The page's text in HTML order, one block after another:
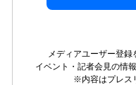
メディアユーザー登録
イベント・記者会見の情
※内容はプレス